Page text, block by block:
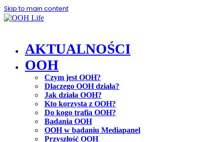
Skip to main content
AKTUALNOŚCI
OOH
Czym jest OOH?
Dlaczego OOH działa?
Jak działa OOH?
Kto korzysta z OOH?
Do kogo trafia OOH?
Badania OOH
OOH w badaniu Mediapanel
Przyszłość OOH